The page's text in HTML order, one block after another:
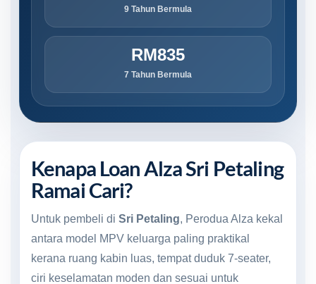
9 Tahun Bermula
RM835
7 Tahun Bermula
Kenapa Loan Alza Sri Petaling
Ramai Cari?
Untuk pembeli di Sri Petaling, Perodua Alza kekal
antara model MPV keluarga paling praktikal
kerana ruang kabin luas, tempat duduk 7-seater,
ciri keselamatan moden dan sesuai untuk